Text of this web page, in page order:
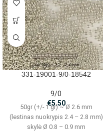
331-19001-9/0-18542
9/0
€5.50
50gr (+/- 1 gr) ~ Ø 2.6 mm
(lestinas nuokrypis 2.4 – 2.8 mm)
skylė Ø 0.8 – 0.9 mm